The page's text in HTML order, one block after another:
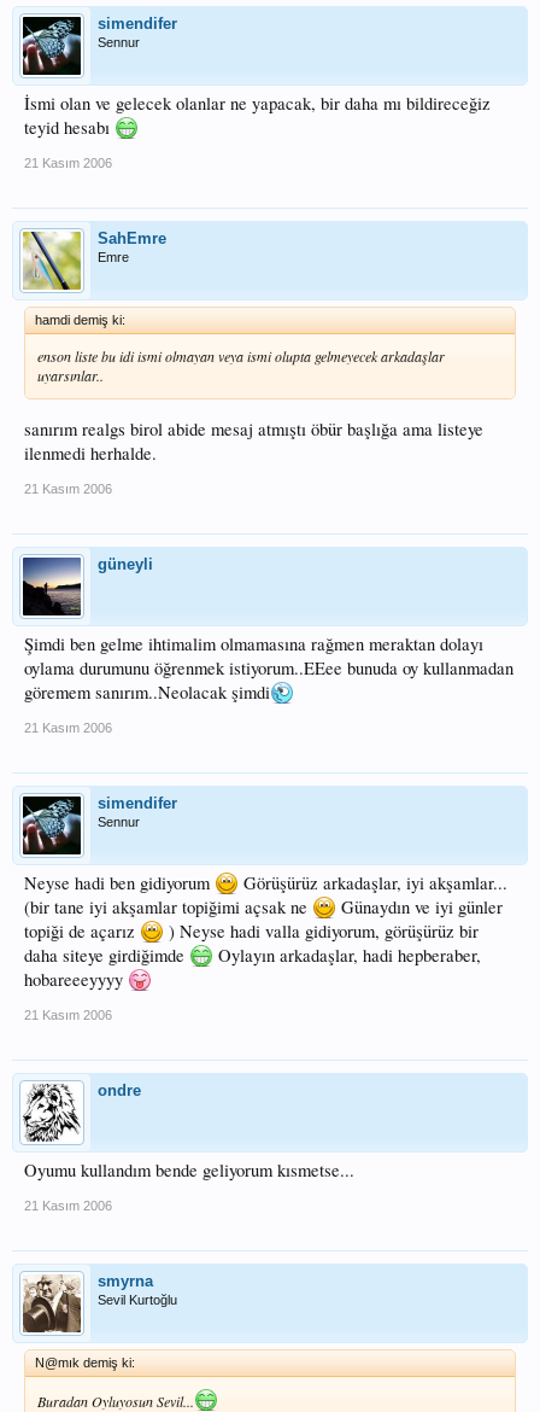
simendifer
Sennur
İsmi olan ve gelecek olanlar ne yapacak, bir daha mı bildireceğiz
teyid hesabı
21 Kasım 2006
SahEmre
Emre
hamdi demiş ki:
enson liste bu idi ismi olmayan veya ismi olupta gelmeyecek arkadaşlar
uyarsınlar..
sanırım realgs birol abide mesaj atmıştı öbür başlığa ama listeye
ilenmedi herhalde.
21 Kasım 2006
güneyli
Şimdi ben gelme ihtimalim olmamasına rağmen meraktan dolayı
oylama durumunu öğrenmek istiyorum..EEee bunuda oy kullanmadan
göremem sanırım..Neolacak şimdi
21 Kasım 2006
simendifer
Sennur
Neyse hadi ben gidiyorum
Görüşürüz arkadaşlar, iyi akşamlar...
(bir tane iyi akşamlar topiğimi açsak ne
Günaydın ve iyi günler
topiği de açarız
) Neyse hadi valla gidiyorum, görüşürüz bir
daha siteye girdiğimde
Oylayın arkadaşlar, hadi hepberaber,
hobareeeyyyy
21 Kasım 2006
ondre
Oyumu kullandım bende geliyorum kısmetse...
21 Kasım 2006
smyrna
Sevil Kurtoğlu
N@mık demiş ki:
Buradan Oyluyosun Sevil...